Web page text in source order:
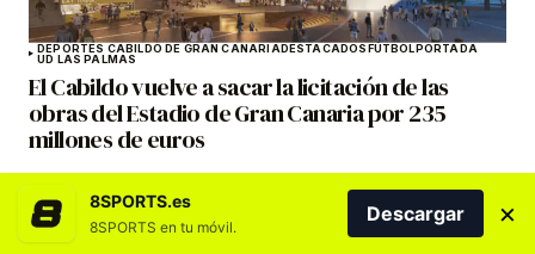
DEPORTES CABILDO DE GRAN CANARIADESTACADOSFÚTBOLPORTADA
UD LAS PALMAS
El Cabildo vuelve a sacar la licitación de las
obras del Estadio de Gran Canaria por 235
millones de euros
8SPORTS.es
8SPORTS en tu móvil.
Descargar ×